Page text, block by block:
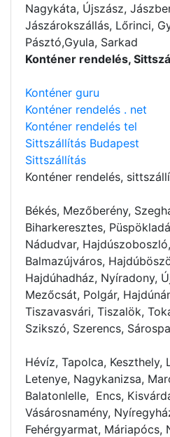
Nagykáta, Újszász,
Jászárokszállás, Lőrinci,
Pásztó,Gyula, Sarkad
Konténer rendelés,
Konténer guru
Konténer rendelés . net
Konténer rendelés tel
Sittszállítás Budapest
Sittszállítás
Konténer rendelés,
Békés, Mezőberény,
Biharkeresztes,
Nádudvar,
Balmazújváros,
Hajdúhadház, Nyíradony,
Mezőcsát, Polgár,
Tiszavasvári, Tiszalök,
Szikszó, Szerencs,
Hévíz, Tapolca, Keszthely,
Letenye, Nagykanizsa,
Balatonlelle, Encs,
Vásárosnamény,
Fehérgyarmat, Máriapócs,